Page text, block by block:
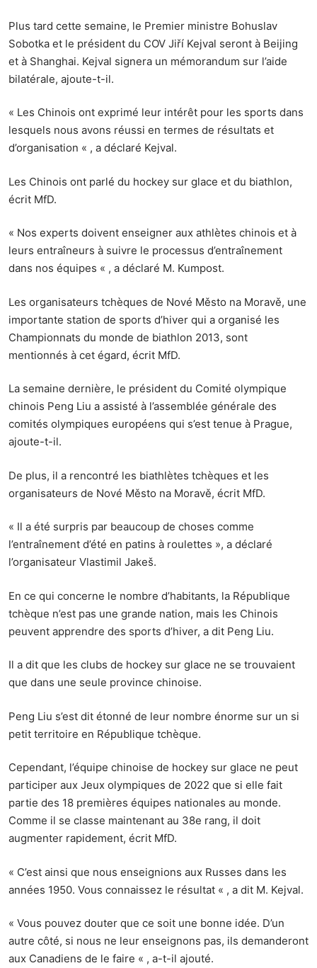
Plus tard cette semaine, le Premier ministre Bohuslav
Sobotka et le président du COV Jiří Kejval seront à Beijing
et à Shanghai. Kejval signera un mémorandum sur l’aide
bilatérale, ajoute-t-il.
« Les Chinois ont exprimé leur intérêt pour les sports dans
lesquels nous avons réussi en termes de résultats et
d’organisation « , a déclaré Kejval.
Les Chinois ont parlé du hockey sur glace et du biathlon,
écrit MfD.
« Nos experts doivent enseigner aux athlètes chinois et à
leurs entraîneurs à suivre le processus d’entraînement
dans nos équipes « , a déclaré M. Kumpost.
Les organisateurs tchèques de Nové Město na Moravě, une
importante station de sports d’hiver qui a organisé les
Championnats du monde de biathlon 2013, sont
mentionnés à cet égard, écrit MfD.
La semaine dernière, le président du Comité olympique
chinois Peng Liu a assisté à l’assemblée générale des
comités olympiques européens qui s’est tenue à Prague,
ajoute-t-il.
De plus, il a rencontré les biathlètes tchèques et les
organisateurs de Nové Město na Moravě, écrit MfD.
« Il a été surpris par beaucoup de choses comme
l’entraînement d’été en patins à roulettes », a déclaré
l’organisateur Vlastimil Jakeš.
En ce qui concerne le nombre d’habitants, la République
tchèque n’est pas une grande nation, mais les Chinois
peuvent apprendre des sports d’hiver, a dit Peng Liu.
Il a dit que les clubs de hockey sur glace ne se trouvaient
que dans une seule province chinoise.
Peng Liu s’est dit étonné de leur nombre énorme sur un si
petit territoire en République tchèque.
Cependant, l’équipe chinoise de hockey sur glace ne peut
participer aux Jeux olympiques de 2022 que si elle fait
partie des 18 premières équipes nationales au monde.
Comme il se classe maintenant au 38e rang, il doit
augmenter rapidement, écrit MfD.
« C’est ainsi que nous enseignions aux Russes dans les
années 1950. Vous connaissez le résultat « , a dit M. Kejval.
« Vous pouvez douter que ce soit une bonne idée. D’un
autre côté, si nous ne leur enseignons pas, ils demanderont
aux Canadiens de le faire « , a-t-il ajouté.